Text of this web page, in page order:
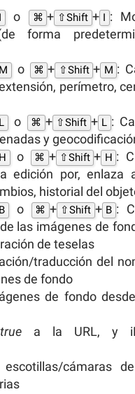
I o ⌘ + ⇧Shift + I :
forma
M o ⌘ + ⇧Shift + M :
perímetro,
L o ⌘ + ⇧Shift + L :
y
H o ⌘ + ⇧Shift + H :
edición por, enlaza
historial del
B o ⌘ + ⇧Shift + B :
las imágenes de
de teselas
traducción del
de fondo
de fondo
a la URL, y iD
cámaras